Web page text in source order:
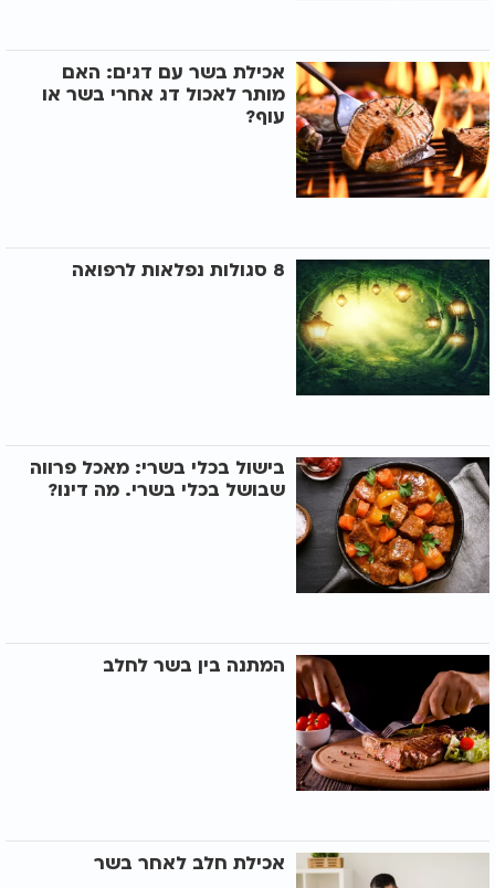
אכילת בשר עם דגים: האם
מותר לאכול דג אחרי בשר או
עוף?
8 סגולות נפלאות לרפואה
בישול בכלי בשרי: מאכל פרווה
שבושל בכלי בשרי. מה דינו?
המתנה בין בשר לחלב
אכילת חלב לאחר בשר